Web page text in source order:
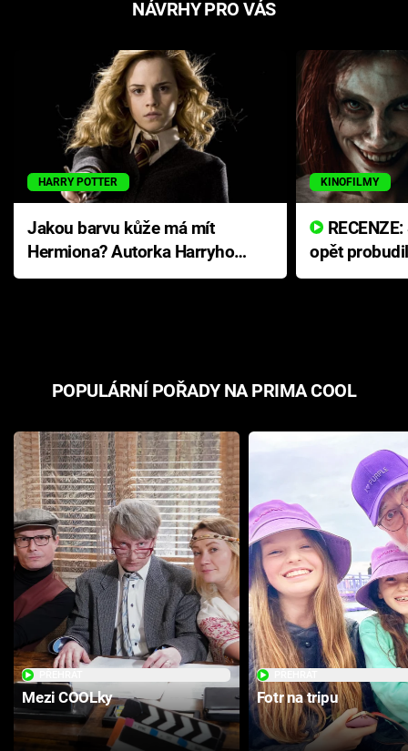
NÁVRHY PRO VÁS
HARRY POTTER
Jakou barvu kůže má mít
Hermiona? Autorka Harryho
Pottera přišla s ráznou
KINOFILMY
opět
přichází s
POPULÁRNÍ POŘADY NA PRIMA COOL
Mezi COOLky Fotr na tripu